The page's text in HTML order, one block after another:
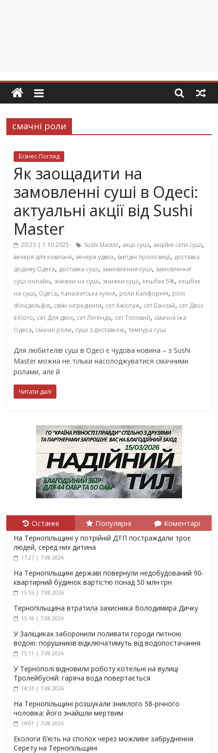
смачні роли
Бізнес-Погляд
Як заощадити на
замовленні суші в Одесі:
актуальні акції від Sushi
Master
20:23 | 1.10.2025 Sushi Master, акції суші, акційні сети суші,
вечеря для компанії, вечеря удвох, вигідні пропозиції, доставка
додому Одеса, доставка суші, замовлення суші, замовлення
суші онлайн, знижки на суші, знижки суші, кешбек 5%, кешбек
на суші, Одеса, паназіатська кухня, роли Каліфорнія, ролі
Філадельфія, свіжі інгредієнти, сет Ажіотаж, сет Банзай, сет Двоє
в Кіото, сет Для двох, сет Легенда, сет Топовий, смачна їжа
Одеса, смачні роли, суші з доставкою,темпура суші
Для любителів суші в Одесі є чудова новина – з Sushi
Master можна не тільки насолоджуватися смачними
ролами, але й
Читати далі
Останні Популярні Коментарі
На Тернопільщині у потрійній ДТП постраждали троє
людей, серед них дитина
17:27 | 7.08.2026
На Тернопільщині державі повернули недобудований 90-
квартирний будинок вартістю понад 50 млн грн
15:55 | 7.08.2026
Тернопільщина втратила захисника Володимира Дичку
15:18 | 7.08.2026
У Заліщиках заборонили поливати городи питною
водою: порушників відключатимуть від водопостачання
15:11 | 7.08.2026
У Тернополі відновили роботу котельні на вулиці
Тролейбусній: гаряча вода повертається
14:33 | 7.08.2026
На Тернопільщині розшукали зниклого 58-річного
чоловіка: його знайшли мертвим
14:01 | 7.08.2026
Екологи б’ють на сполох через можливе забруднення
Серету на Тернопільщині